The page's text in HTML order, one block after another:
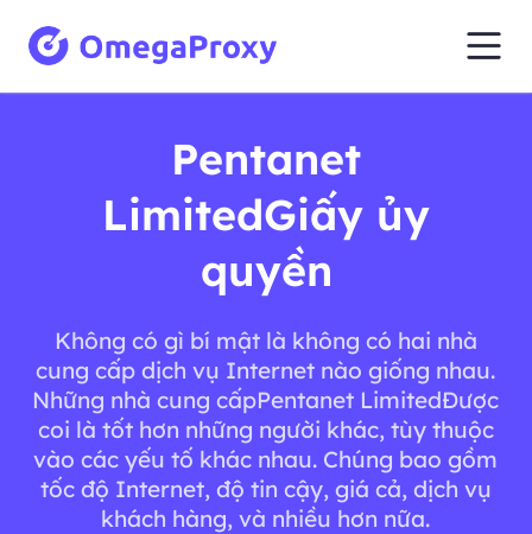
Pentanet
LimitedGiấy ủy
quyền
Không có gì bí mật là không có hai nhà
cung cấp dịch vụ Internet nào giống nhau.
Những nhà cung cấpPentanet LimitedĐược
coi là tốt hơn những người khác, tùy thuộc
vào các yếu tố khác nhau. Chúng bao gồm
tốc độ Internet, độ tin cậy, giá cả, dịch vụ
khách hàng, và nhiều hơn nữa.